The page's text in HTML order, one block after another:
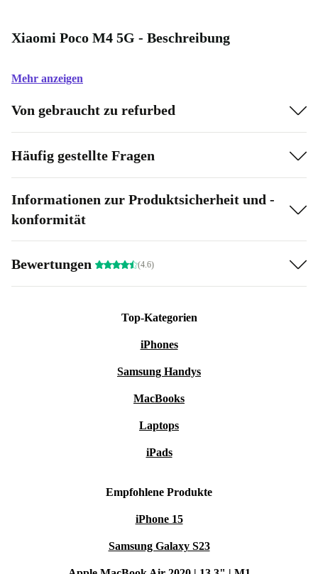
Xiaomi Poco M4 5G - Beschreibung
Mehr anzeigen
Von gebraucht zu refurbed
Häufig gestellte Fragen
Informationen zur Produktsicherheit und -
konformität
Bewertungen (4.6)
Top-Kategorien
iPhones
Samsung Handys
MacBooks
Laptops
iPads
Empfohlene Produkte
iPhone 15
Samsung Galaxy S23